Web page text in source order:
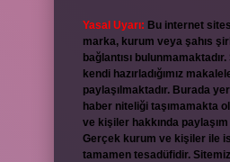
Yasal Uyarı: Bu internet
marka, kurum veya şahıs
bağlantısı
kendi hazırladığımız
paylaşılmaktadır. Burada
haber niteliği taşımamakta
ve kişiler hakkında paylaşım
Gerçek kurum ve kişiler ile
tamamen tesadüfidir.